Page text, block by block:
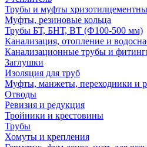
Трубы и муфты
Муфты, резиновые кольца
Трубы БТ, БНТ, ВТ (Ф100-500 мм)
Канализация, отопление и
Канализационные трубы и
Заглушки
Изоляция для труб
Муфты, манжеты, переходники и
Отводы
Ревизия и редукция
Тройники и крестовины
Трубы
Хомуты и крепления